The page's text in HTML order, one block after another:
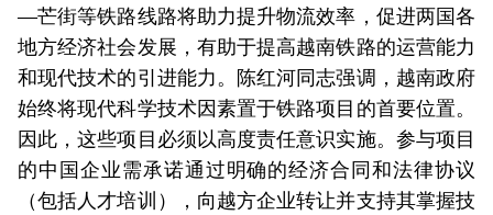
—芒街等铁路线路将助力提升物流效率，促进两国各
地方经济社会发展，有助于提高越南铁路的运营能力
和现代技术的引进能力。陈红河同志强调，越南政府
始终将现代科学技术因素置于铁路项目的首要位置。
因此，这些项目必须以高度责任意识实施。参与项目
的中国企业需承诺通过明确的经济合同和法律协议
（包括人才培训），向越方企业转让并支持其掌握技